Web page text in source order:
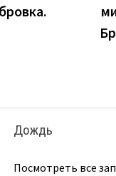
Дождь
Посмотреть все